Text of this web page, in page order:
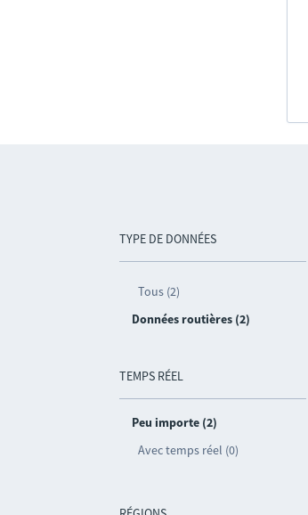
TYPE DE DONNÉES
Tous (2)
Données routières (2)
TEMPS RÉEL
Peu importe (2)
Avec temps réel (0)